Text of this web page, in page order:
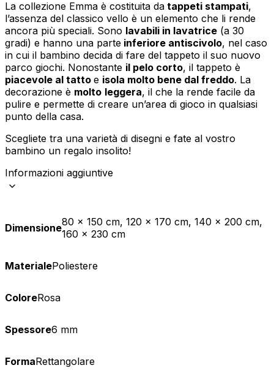
La collezione Emma è costituita da tappeti stampati,
l’assenza del classico vello è un elemento che li rende
ancora più speciali. Sono lavabili in lavatrice (a 30
gradi) e hanno una parte inferiore antiscivolo, nel caso
in cui il bambino decida di fare del tappeto il suo nuovo
parco giochi. Nonostante il pelo corto, il tappeto è
piacevole al tatto e isola molto bene dal freddo. La
decorazione è molto leggera, il che la rende facile da
pulire e permette di creare un’area di gioco in qualsiasi
punto della casa.
Scegliete tra una varietà di disegni e fate al vostro
bambino un regalo insolito!
Informazioni aggiuntive
Dimensione80 x 150 cm, 120 x 170 cm, 140 x 200 cm,
160 x 230 cm
MaterialePoliestere
ColoreRosa
Spessore6 mm
FormaRettangolare